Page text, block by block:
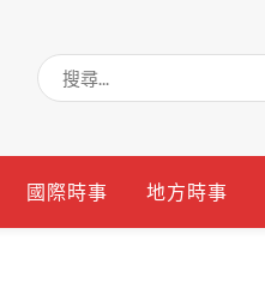
國際時事 地方時事